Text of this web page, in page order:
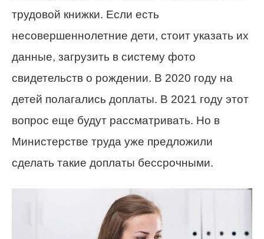
трудовой книжки. Если есть
несовершеннолетние дети, стоит указать их
данные, загрузить в систему фото
свидетельств о рождении. В 2020 году на
детей полагались доплаты. В 2021 году этот
вопрос еще будут рассматривать. Но в
Министерстве труда уже предложили
сделать такие доплаты бессрочными.